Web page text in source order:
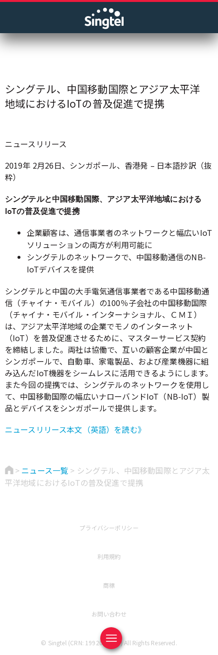
シングテル、中国移動国際とアジア太平洋
地域におけるIoTの普及促進で提携
ニュースリリース
2019年 2月26日、シンガポール、香港発 – 日本語抄訳（抜
粋）
シングテルと中国移動国際、アジア太平洋地域における
IoTの普及促進で提携
企業顧客は、通信事業者のネットワークと幅広いIoT
ソリューションの両方が利用可能に
シングテルのネットワークで、中国移動通信のNB-
IoTデバイスを提供
シングテルと中国の大手電気通信事業者である中国移動通
信（チャイナ・モバイル）の100％子会社の中国移動国際
（チャイナ・モバイル・インターナショナル、ＣＭＩ）
は、アジア太平洋地域の企業でモノのインターネット
（IoT）を普及促進させるために、マスターサービス契約
を締結しました。両社は協働で、互いの顧客企業が中国と
シンガポールで、自動車、家電製品、および産業機器に組
み込んだIoT機器をシームレスに活用できるようにします。
また今回の提携では、シングテルのネットワークを使用し
て、中国移動国際の幅広いナローバンドIoT（NB-IoT）製
品とデバイスをシンガポールで提供します。
ニュースリリース本文（英語）を読む》
ニュース一覧
シングテル、中国移動国際とアジア太
平洋地域におけるIoTの普及促進で提携
プライバシーポリシー
利用規約
商標
お問い合わせ
© Singtel (CRN: 199201624D) All Rights Reserved.